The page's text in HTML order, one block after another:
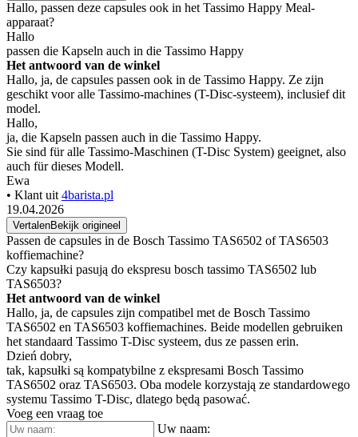
Hallo, passen deze capsules ook in het Tassimo Happy Meal-
apparaat?
Hallo
passen die Kapseln auch in die Tassimo Happy
Het antwoord van de winkel
Hallo, ja, de capsules passen ook in de Tassimo Happy. Ze zijn
geschikt voor alle Tassimo-machines (T-Disc-systeem), inclusief dit
model.
Hallo,
ja, die Kapseln passen auch in die Tassimo Happy.
Sie sind für alle Tassimo-Maschinen (T-Disc System) geeignet, also
auch für dieses Modell.
Ewa
• Klant uit4barista.pl
19.04.2026
VertalenBekijk origineel
Passen de capsules in de Bosch Tassimo TAS6502 of TAS6503
koffiemachine?
Czy kapsułki pasują do ekspresu bosch tassimo TAS6502 lub
TAS6503?
Het antwoord van de winkel
Hallo, ja, de capsules zijn compatibel met de Bosch Tassimo
TAS6502 en TAS6503 koffiemachines. Beide modellen gebruiken
het standaard Tassimo T-Disc systeem, dus ze passen erin.
Dzień dobry,
tak, kapsułki są kompatybilne z ekspresami Bosch Tassimo
TAS6502 oraz TAS6503. Oba modele korzystają ze standardowego
systemu Tassimo T-Disc, dlatego będą pasować.
Voeg een vraag toe
Uw naam: